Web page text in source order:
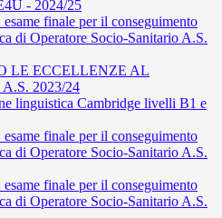
- 2024/25
finale per il conseguimento
di Operatore Socio-Sanitario A.S.
LE ECCELLENZE AL
2023/24
linguistica Cambridge livelli B1 e
finale per il conseguimento
di Operatore Socio-Sanitario A.S.
finale per il conseguimento
di Operatore Socio-Sanitario A.S.